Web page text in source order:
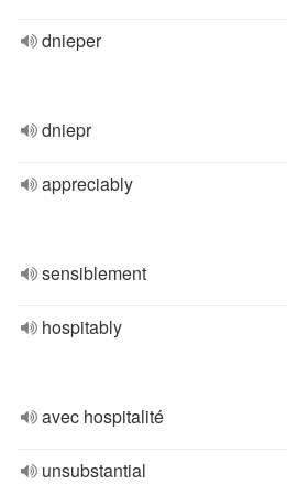
dnieper
dniepr
appreciably
sensiblement
hospitably
avec hospitalité
unsubstantial